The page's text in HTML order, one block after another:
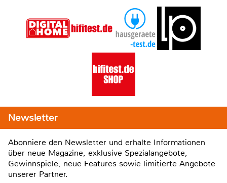
Newsletter
Abonniere den Newsletter und erhalte Informationen
über neue Magazine, exklusive Spezialangebote,
Gewinnspiele, neue Features sowie limitierte Angebote
unserer Partner.